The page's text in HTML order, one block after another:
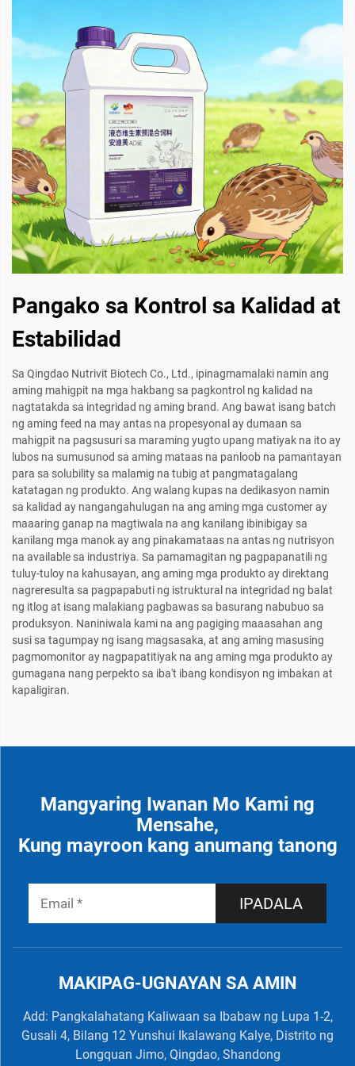
Pangako sa Kontrol sa Kalidad at
Estabilidad
Sa Qingdao Nutrivit Biotech Co., Ltd., ipinagmamalaki namin ang
aming mahigpit na mga hakbang sa pagkontrol ng kalidad na
nagtatakda sa integridad ng aming brand. Ang bawat isang batch
ng aming feed na may antas na propesyonal ay dumaan sa
mahigpit na pagsusuri sa maraming yugto upang matiyak na ito ay
lubos na sumusunod sa aming mataas na panloob na pamantayan
para sa solubility sa malamig na tubig at pangmatagalang
katatagan ng produkto. Ang walang kupas na dedikasyon namin
sa kalidad ay nangangahulugan na ang aming mga customer ay
maaaring ganap na magtiwala na ang kanilang ibinibigay sa
kanilang mga manok ay ang pinakamataas na antas ng nutrisyon
na available sa industriya. Sa pamamagitan ng pagpapanatili ng
tuluy-tuloy na kahusayan, ang aming mga produkto ay direktang
nagreresulta sa pagpapabuti ng istruktural na integridad ng balat
ng itlog at isang malakiang pagbawas sa basurang nabubuo sa
produksyon. Naniniwala kami na ang pagiging maaasahan ang
susi sa tagumpay ng isang magsasaka, at ang aming masusing
pagmomonitor ay nagpapatitiyak na ang aming mga produkto ay
gumagana nang perpekto sa iba't ibang kondisyon ng imbakan at
kapaligiran.
Mangyaring Iwanan Mo Kami ng
Mensahe,
Kung mayroon kang anumang tanong
IPADALA
MAKIPAG-UGNAYAN SA AMIN
Add: Pangkalahatang Kaliwaan sa Ibabaw ng Lupa 1-2,
Gusali 4, Bilang 12 Yunshui Ikalawang Kalye, Distrito ng
Longquan Jimo, Qingdao, Shandong